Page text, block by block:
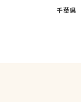
千葉県